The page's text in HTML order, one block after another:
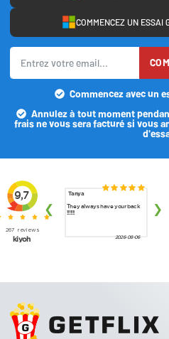
COMMENCEZ UN
Commencez avec un
Annulez à tout moment
frais ne vous sera facturé si vous